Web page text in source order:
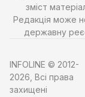
зміст
Редакція може
державну
INFOLINE © 2012-
2026, Всі права
захищені